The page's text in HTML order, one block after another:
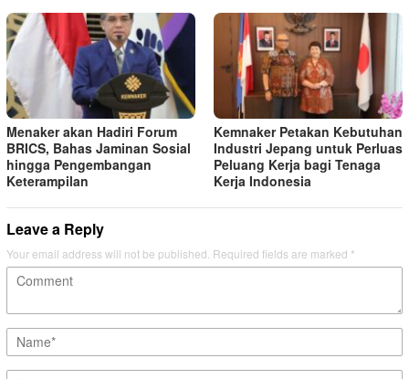
Menaker akan Hadiri Forum
BRICS, Bahas Jaminan Sosial
hingga Pengembangan
Keterampilan
Kemnaker Petakan Kebutuhan
Industri Jepang untuk Perluas
Peluang Kerja bagi Tenaga
Kerja Indonesia
Leave a Reply
Your email address will not be published. Required fields are marked *